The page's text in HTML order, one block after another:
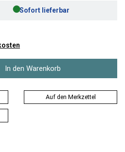
●Sofort lieferbar
In den Warenkorb
Auf den Merkzettel